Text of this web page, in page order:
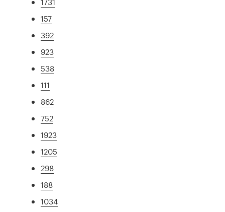
157
392
923
538
111
862
752
1923
1205
298
188
1034